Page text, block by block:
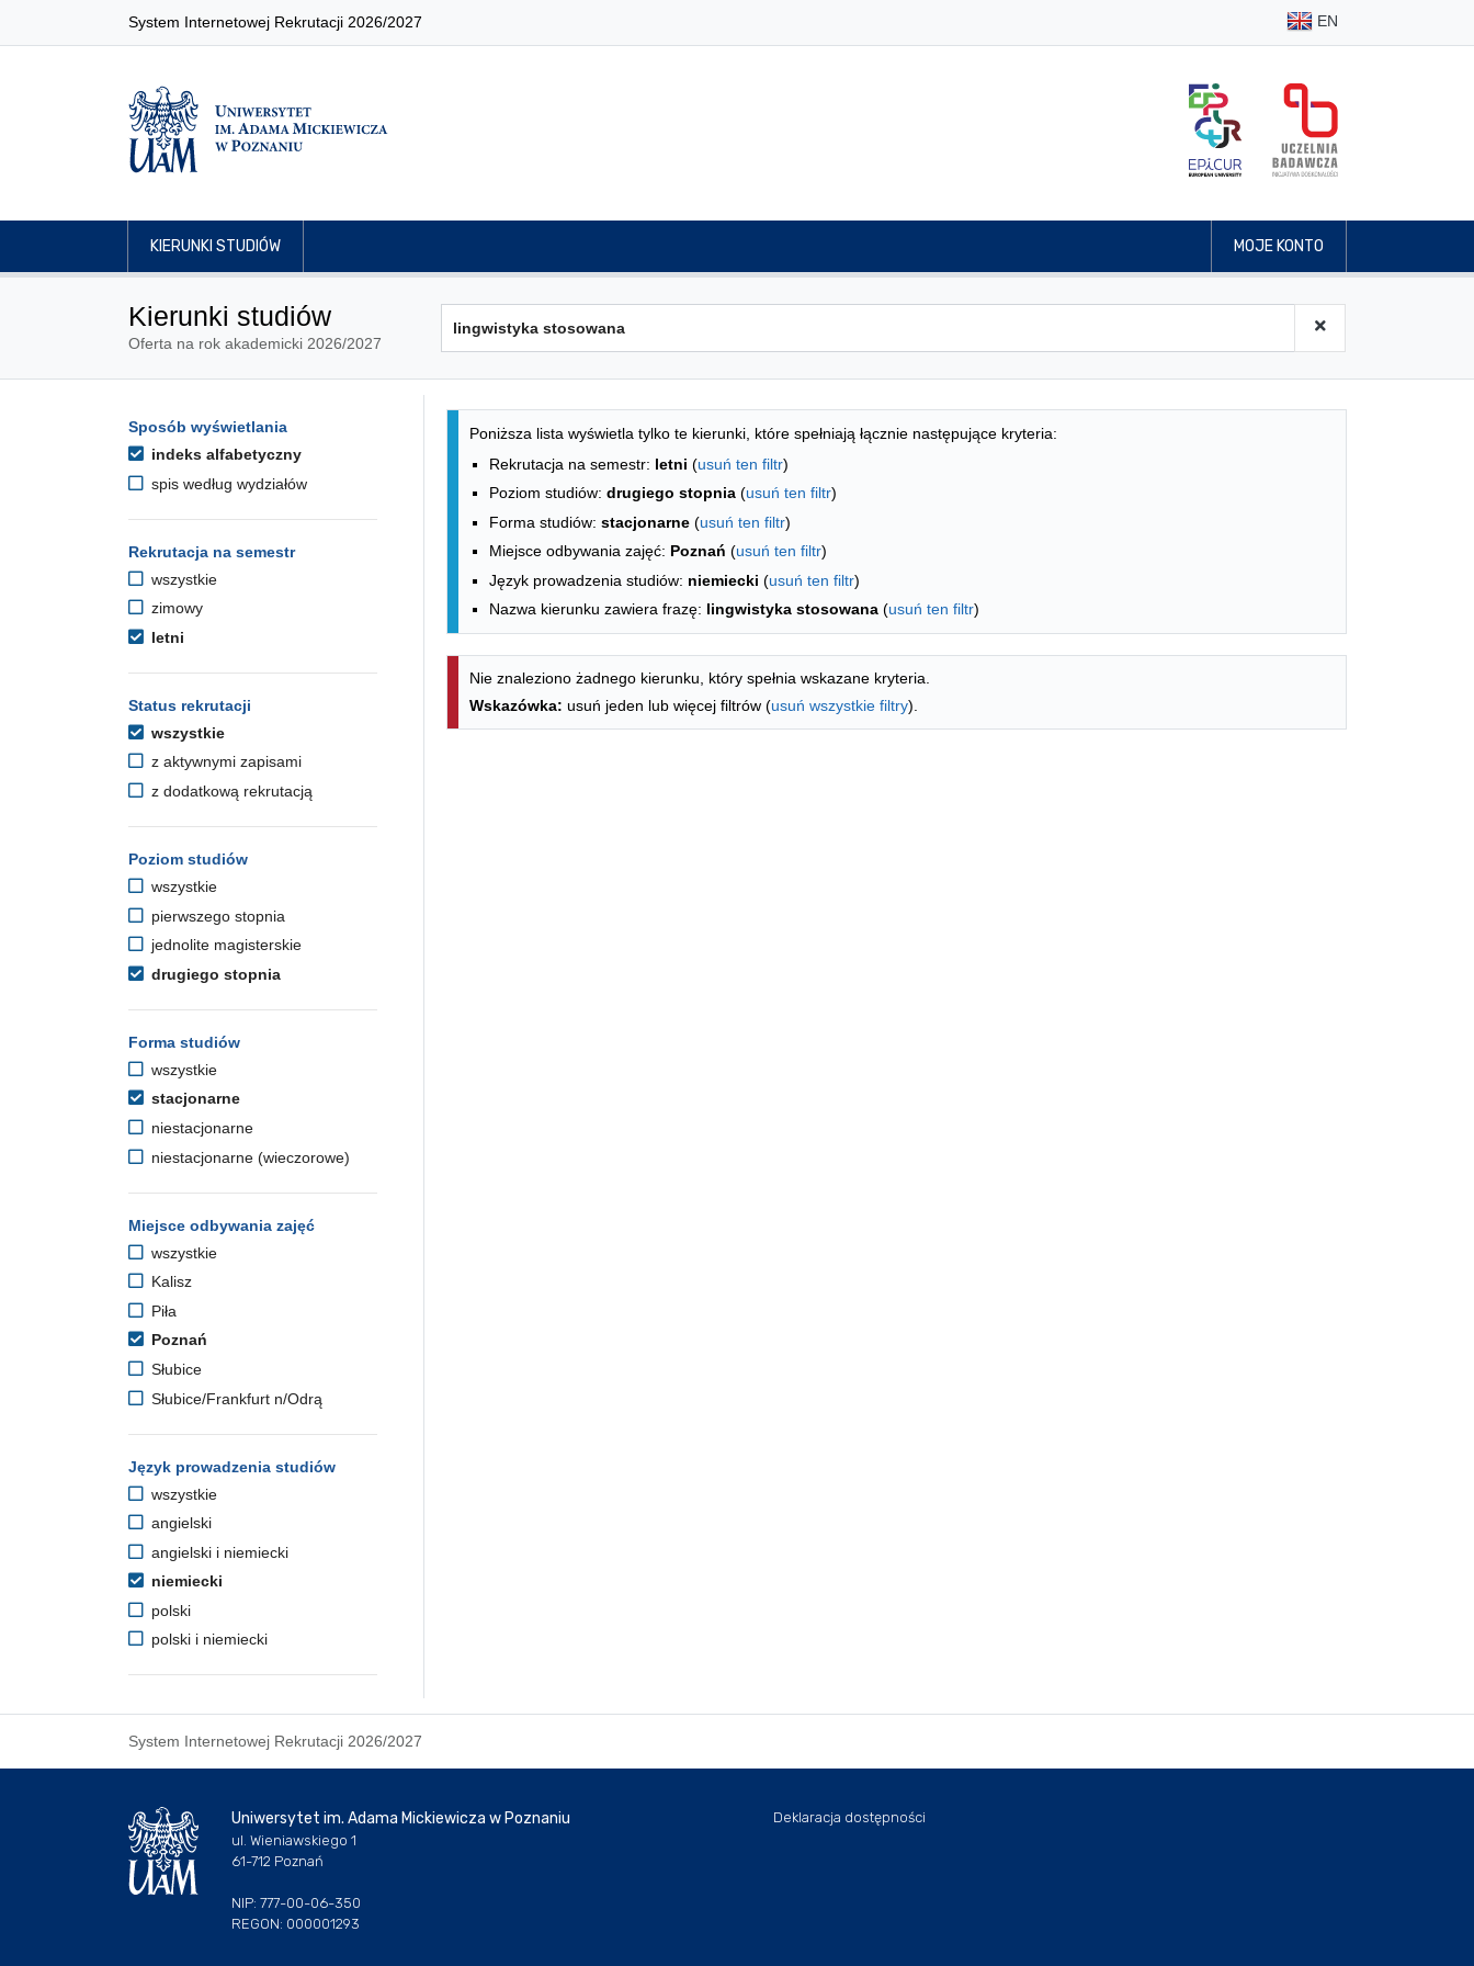
System Internetowej Rekrutacji 2026/2027 EN
KIERUNKI STUDIÓW MOJE KONTO
Kierunki studiów
Oferta na rok akademicki 2026/2027
Opcje filtrowania kierunków studiów
Przejdź do listy kierunków
Sposób wyświetlania
indeks alfabetyczny
spis według wydziałów
Rekrutacja na semestr
wszystkie
zimowy
letni
Status rekrutacji
wszystkie
z aktywnymi zapisami
z dodatkową rekrutacją
Poziom studiów
wszystkie
pierwszego stopnia
jednolite magisterskie
drugiego stopnia
Forma studiów
wszystkie
stacjonarne
niestacjonarne
niestacjonarne (wieczorowe)
Miejsce odbywania zajęć
wszystkie
Kalisz
Piła
Poznań
Słubice
Słubice/Frankfurt n/Odrą
Język prowadzenia studiów
wszystkie
angielski
angielski i niemiecki
niemiecki
polski
polski i niemiecki
Lista kierunków - indeks alfabetyczny
Poniższa lista wyświetla tylko te kierunki, które spełniają łącznie następujące kryteria:
Rekrutacja na semestr: letni (usuń ten filtr)
Poziom studiów: drugiego stopnia (usuń ten filtr)
Forma studiów: stacjonarne (usuń ten filtr)
Miejsce odbywania zajęć: Poznań (usuń ten filtr)
Język prowadzenia studiów: niemiecki (usuń ten filtr)
Nazwa kierunku zawiera frazę: lingwistyka stosowana (usuń ten filtr)
Nie znaleziono żadnego kierunku, który spełnia wskazane kryteria.
Wskazówka: usuń jeden lub więcej filtrów (usuń wszystkie filtry).
System Internetowej Rekrutacji 2026/2027
Uniwersytet im. Adama Mickiewicza w Poznaniu
ul. Wieniawskiego 1
61-712 Poznań
NIP: 777-00-06-350
REGON: 000001293
Deklaracja dostępności